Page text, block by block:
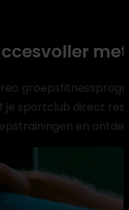
je sportclub direct
en